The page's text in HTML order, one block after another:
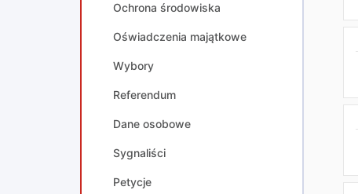
Ochrona środowiska
Oświadczenia majątkowe
Wybory
Referendum
Dane osobowe
Sygnaliści
Petycje